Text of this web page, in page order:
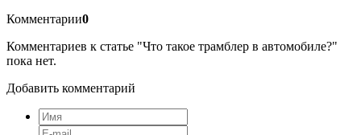
Комментарии0
Комментариев к статье "Что такое трамблер в автомобиле?"
пока нет.
Добавить комментарий